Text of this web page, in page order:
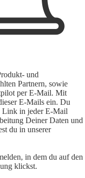
und
Partnern, sowie
per E-Mail. Mit
E-Mails ein. Du
Link in jeder E-Mail
Deiner Daten und
du in unserer
in dem du auf den
klickst.